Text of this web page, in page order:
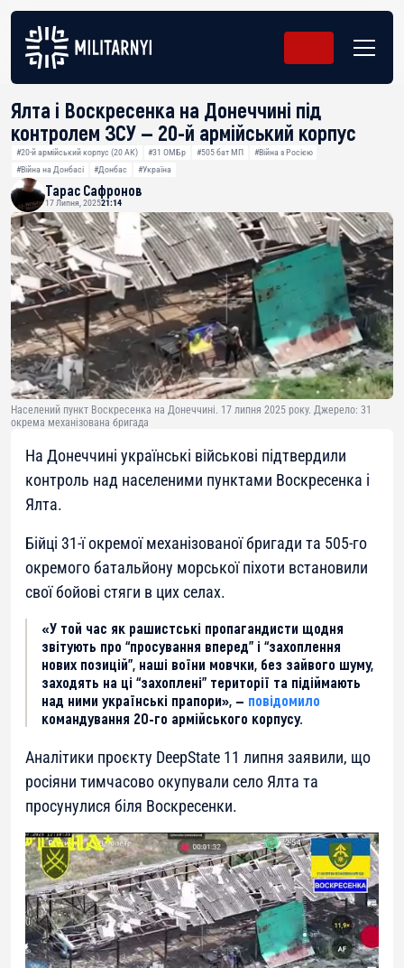
Ялта і Воскресенка на Донеччині під
контролем ЗСУ — 20-й армійський корпус
#20-й армійський корпус (20 АК) #31 ОМБр #505 бат МП
#Війна з Росією
#Війна на Донбасі
#Донбас #Україна
Тарас Сафронов
17 Липня, 202521:14
Населений пункт Воскресенка на Донеччині. 17 липня 2025 року. Джерело: 31
окрема механізована бригада
На Донеччині українські військові підтвердили
контроль над населеними пунктами Воскресенка і
Ялта.
Бійці 31-ї окремої механізованої бригади та 505-го
окремого батальйону морської піхоти встановили
свої бойові стяги в цих селах.
«У той час як рашистські пропагандисти щодня
звітують про “просування вперед” і “захоплення
нових позицій”, наші воїни мовчки, без зайвого шуму,
заходять на ці “захоплені” території та підіймають
над ними українські прапори», — повідомило
командування 20-го армійського корпусу.
Аналітики проєкту DeepState 11 липня заявили, що
росіяни тимчасово окупували село Ялта та
просунулися біля Воскресенки.